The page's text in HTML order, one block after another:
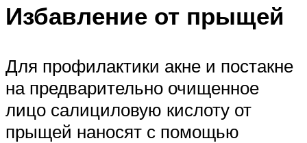
Избавление от прыщей
Для профилактики акне и постакне
на предварительно очищенное
лицо салициловую кислоту от
прыщей наносят с помощью